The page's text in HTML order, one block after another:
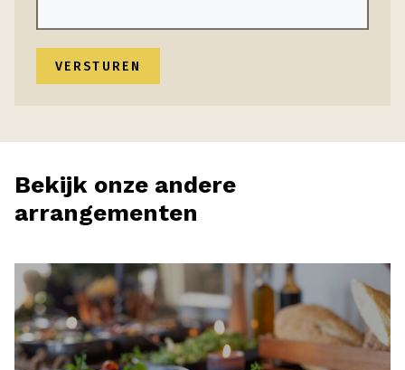
Bekijk onze andere
arrangementen